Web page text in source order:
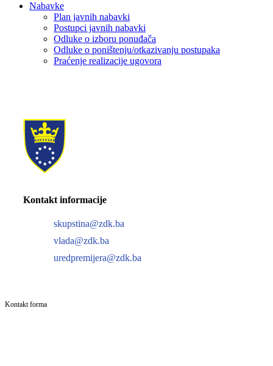
Nabavke
Plan javnih nabavki
Postupci javnih nabavki
Odluke o izboru ponuđača
Odluke o poništenju/otkazivanju postupaka
Praćenje realizacije ugovora
Kontakt informacije
skupstina@zdk.ba
vlada@zdk.ba
uredpremijera@zdk.ba
Kontakt forma